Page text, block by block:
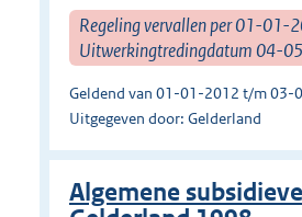
Regeling vervallen per 01-01-
Uitwerkingtredingdatum 04-
Geldend van 01-01-2012 t/m 03-
Uitgegeven door: Gelderland
Algemene